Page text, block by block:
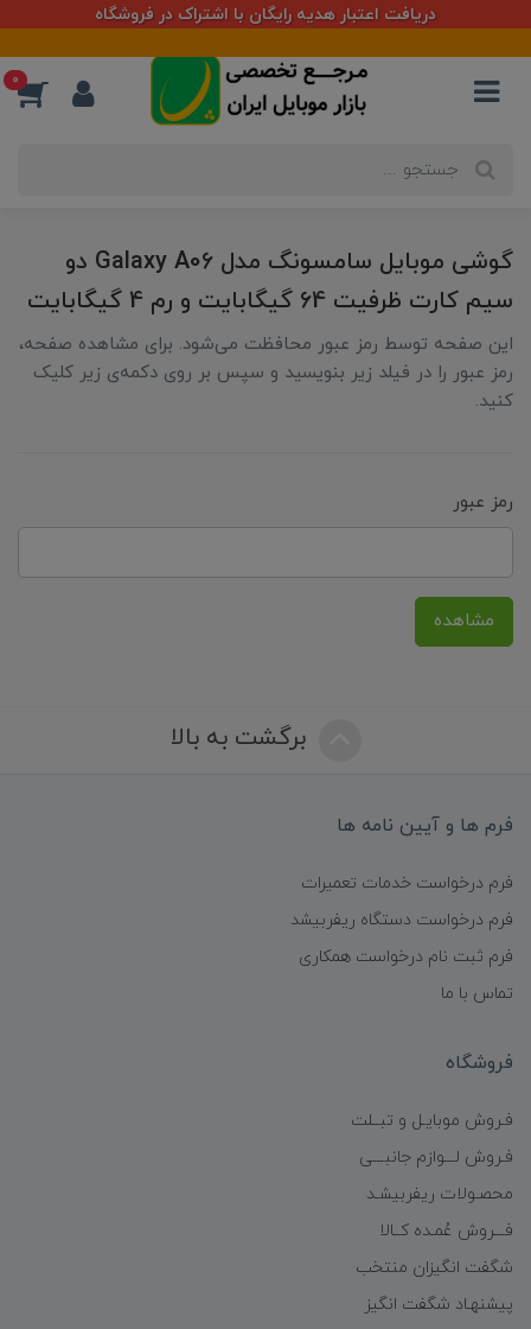
دریافت اعتبار هدیه رایگان با اشتراک در فروشگاه
0
گوشی موبایل سامسونگ مدل Galaxy A06 دو
سیم کارت ظرفیت 64 گیگابایت و رم 4 گیگابایت
این صفحه توسط رمز عبور محافظت می‌شود. برای مشاهده صفحه،
رمز عبور را در فیلد زیر بنویسید و سپس بر روی دکمه‌ی زیر کلیک
کنید.
رمز عبور
مشاهده
برگشت به بالا
فرم ها و آیین نامه ها
فرم درخواست خدمات تعمیرات
فرم درخواست دستگاه ریفربیشد
فرم ثبت نام درخواست همکاری
تماس با ما
فروشگاه
فـروش موبایـل و تبــلت
فـروش لـــوازم جانبـــی
محصـولات ریفربیشـد
فـــروش عُمـده کــالا
شگفت انگیزان منتخب
پیشنهـاد شگفت انگیز